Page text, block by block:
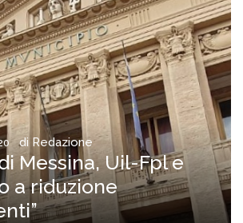
di Redazione
Messina, Uil-Fpl e
a riduzione